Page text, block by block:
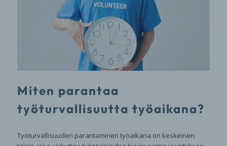
Miten parantaa
työturvallisuutta työaikana?
Työturvallisuuden parantaminen työaikana on keskeinen